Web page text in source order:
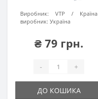
Виробник: VTP
Країна
виробник: Україна
₴ 79 грн.
- +
ДО КОШИКА